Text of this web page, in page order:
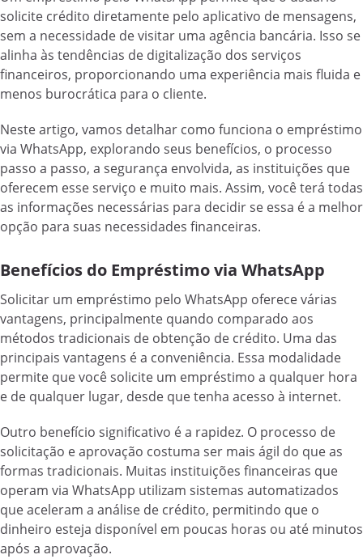
solicite crédito diretamente pelo aplicativo de mensagens,
sem a necessidade de visitar uma agência bancária. Isso se
alinha às tendências de digitalização dos serviços
financeiros, proporcionando uma experiência mais fluida e
menos burocrática para o cliente.
Neste artigo, vamos detalhar como funciona o empréstimo
via WhatsApp, explorando seus benefícios, o processo
passo a passo, a segurança envolvida, as instituições que
oferecem esse serviço e muito mais. Assim, você terá todas
as informações necessárias para decidir se essa é a melhor
opção para suas necessidades financeiras.
Benefícios do Empréstimo via WhatsApp
Solicitar um empréstimo pelo WhatsApp oferece várias
vantagens, principalmente quando comparado aos
métodos tradicionais de obtenção de crédito. Uma das
principais vantagens é a conveniência. Essa modalidade
permite que você solicite um empréstimo a qualquer hora
e de qualquer lugar, desde que tenha acesso à internet.
Outro benefício significativo é a rapidez. O processo de
solicitação e aprovação costuma ser mais ágil do que as
formas tradicionais. Muitas instituições financeiras que
operam via WhatsApp utilizam sistemas automatizados
que aceleram a análise de crédito, permitindo que o
dinheiro esteja disponível em poucas horas ou até minutos
após a aprovação.